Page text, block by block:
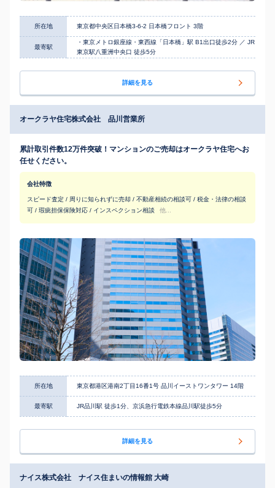
所在地 東京都中央区日本橋3-6-2 日本橋フロント 3階
最寄駅
・東京メトロ銀座線・東西線「日本橋」駅 B1出口徒歩2分 ／ JR
東京駅八重洲中央口 徒歩5分
詳細を見る
オークラヤ住宅株式会社 品川営業所
累計取引件数12万件突破！マンションのご売却はオークラヤ住宅へお
任せください。
会社特徴
スピード査定 / 周りに知られずに売却 / 不動産相続の相談可 / 税金・法律の相談
可 / 瑕疵担保保険対応 / インスペクション相談
他...
所在地 東京都港区港南2丁目16番1号 品川イーストワンタワー 14階
最寄駅 JR品川駅 徒歩1分、京浜急行電鉄本線品川駅徒歩5分
詳細を見る
ナイス株式会社 ナイス住まいの情報館 大崎